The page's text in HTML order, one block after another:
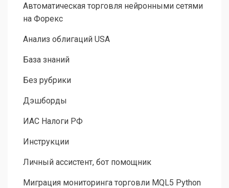
Автоматическая торговля нейронными сетями
на Форекс
Анализ облигаций USA
База знаний
Без рубрики
Дэшборды
ИАС Налоги РФ
Инструкции
Личный ассистент, бот помощник
Миграция мониторинга торговли MQL5 Python